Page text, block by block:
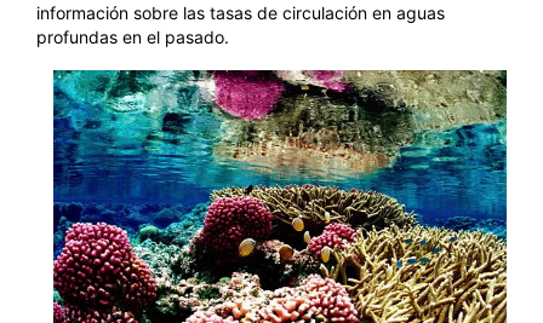
información sobre las tasas de circulación en aguas
profundas en el pasado.